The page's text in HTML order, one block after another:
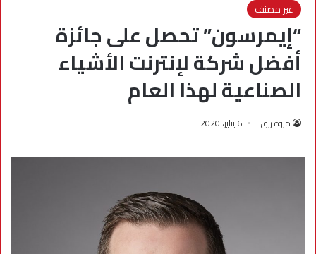
غير مصنف
“إيمرسون” تحصل على جائزة
أفضل شركة لإنترنت الأشياء
الصناعية لهذا العام
مروة رزق 6 يناير، 2020